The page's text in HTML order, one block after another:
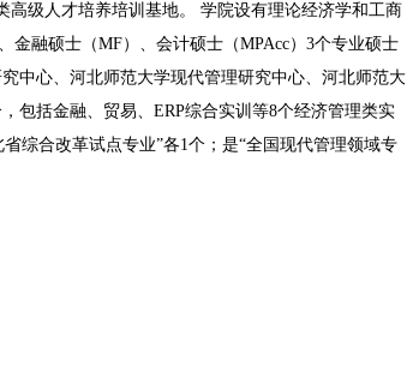
高级人才培养培训基地。 学院设有理论经济学和工商
融硕士（MF）、会计硕士（MPAcc）3个专业硕士
中心、河北师范大学现代管理研究中心、河北师范大
包括金融、贸易、ERP综合实训等8个经济管理类实
综合改革试点专业”各1个；是“全国现代管理领域专